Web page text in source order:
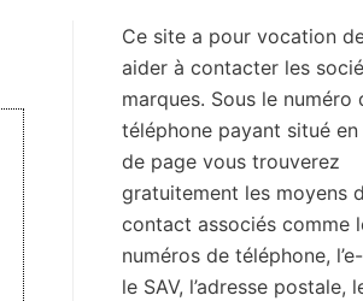
Ce site a pour vocation
aider à contacter les
marques. Sous le numéro
téléphone payant situé en
de page vous trouverez
gratuitement les moyens
contact associés comme
numéros de téléphone,
le SAV, l’adresse postale,